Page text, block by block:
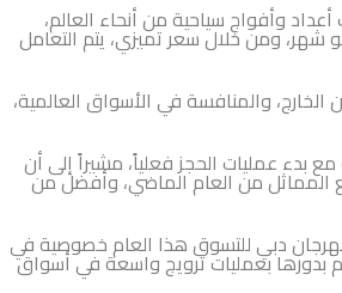
وأفواج سياحية من أنحاء العالم،
شهر، ومن خلال سعر تميزي، يتم التعامل
والمنافسة في الأسواق العالمية،
المهرجان في نمو الإشغال، ليصل إلى 80%، خاصة مع بدء عمليات الحجز فعلياً، مشيراً إلى أن
المماثل من العام الماضي، وأفضل من
دبي للتسوق هذا العام خصوصية في
بدورها بعمليات ترويج واسعة في أسواق